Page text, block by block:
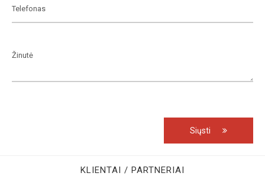
Siųsti
KLIENTAI / PARTNERIAI